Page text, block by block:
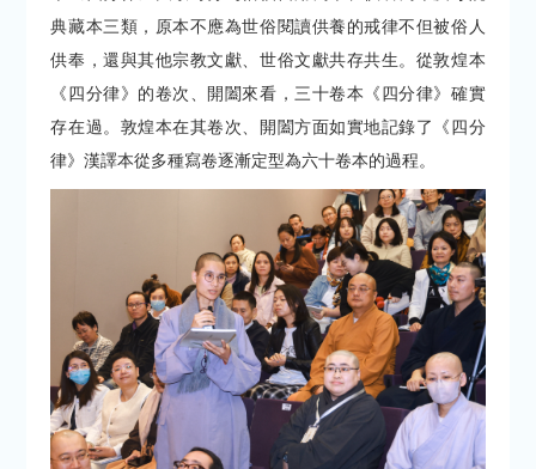
典藏本三類，原本不應為世俗閱讀供養的戒律不但被俗人
供奉，還與其他宗教文獻、世俗文獻共存共生。從敦煌本
《四分律》的卷次、開闔來看，三十卷本《四分律》確實
存在過。敦煌本在其卷次、開闔方面如實地記錄了《四分
律》漢譯本從多種寫卷逐漸定型為六十卷本的過程。